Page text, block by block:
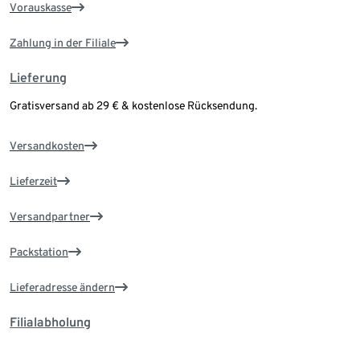
Vorauskasse
Zahlung in der Filiale
Lieferung
Gratisversand ab 29 € & kostenlose Rücksendung.
Versandkosten
Lieferzeit
Versandpartner
Packstation
Lieferadresse ändern
Filialabholung